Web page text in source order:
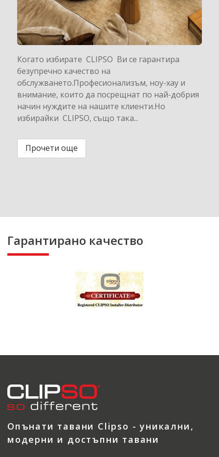
Когато избирате CLIPSO Ви се гарантира
безупречно качество на
обслужването.Професионализъм, ноу-хау и
внимание, които да посрещнат по най-добрия
начин нуждите на нашите клиенти.Но
избирайки CLIPSO, също така...
Прочети още
Гарантирано качество
Опънати тавани Clipso - уникални,
модерни и достъпни тавани